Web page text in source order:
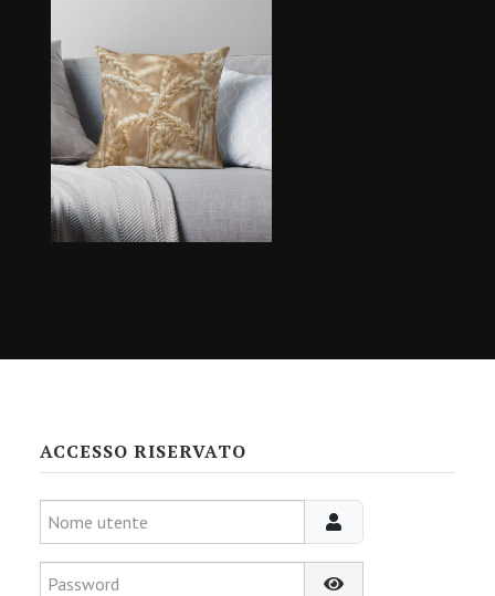
ACCESSO RISERVATO
Nome utente
Password